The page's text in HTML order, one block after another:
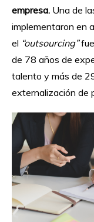
empresa. Una de
implementaron en
el “outsourcing”fue
de 78 años de
talento y más de
externalización de